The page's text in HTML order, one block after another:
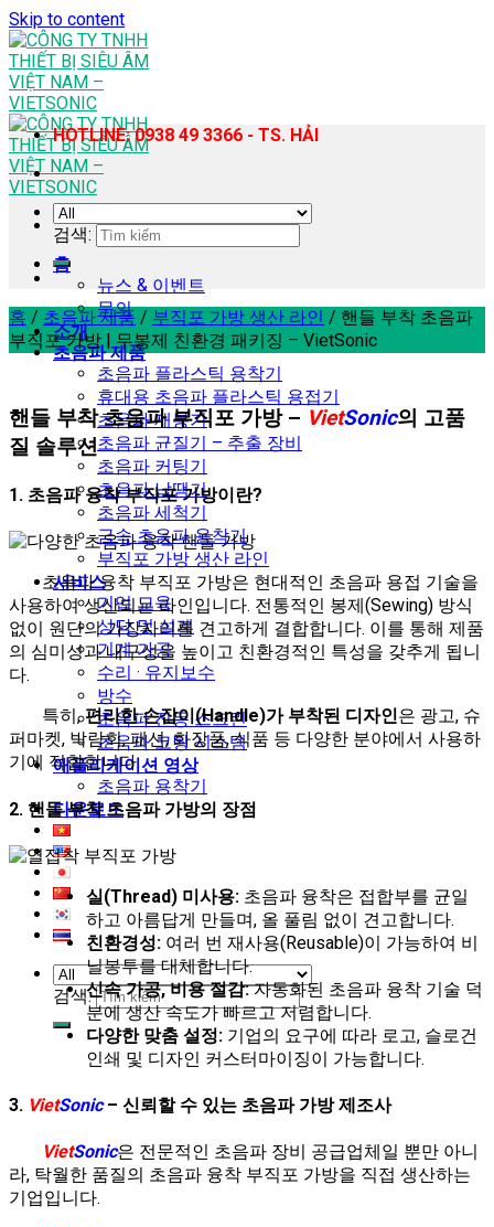
Skip to content
홈
뉴스 & 이벤트
문의
소개
초음파 제품
초음파 플라스틱 용착기
휴대용 초음파 플라스틱 용접기
초음파 재봉기
초음파 균질기 – 추출 장비
초음파 커팅기
초음파 납땜기
초음파 세척기
금속 초음파 용착기
부직포 가방 생산 라인
서비스
기업 교육
상담 및 설계
기계 가공
수리 · 유지보수
방수
초음파 진동 스크린
초음파 코팅 시스템
애플리케이션 영상
초음파 용착기
다운로드
검색:
HOTLINE: 0938 49 3366 - TS. HẢI
검색:
홈 / 초음파 제품 / 부직포 가방 생산 라인 / 핸들 부착 초음파
부직포 가방 | 무봉제 친환경 패키징 – VietSonic
핸들 부착 초음파 부직포 가방 – VietSonic의 고품
질 솔루션
1. 초음파 융착 부직포 가방이란?
초음파 융착 부직포 가방은 현대적인 초음파 용접 기술을
사용하여 생산되는 라인입니다. 전통적인 봉제(Sewing) 방식
없이 원단의 가장자리를 견고하게 결합합니다. 이를 통해 제품
의 심미성과 내구성을 높이고 친환경적인 특성을 갖추게 됩니
다.
특히,편리한 손잡이(Handle)가 부착된 디자인은 광고, 슈
퍼마켓, 박람회, 패션, 화장품, 식품 등 다양한 분야에서 사용하
기에 적합합니다.
2. 핸들 부착 초음파 가방의 장점
실(Thread) 미사용: 초음파 융착은 접합부를 균일
하고 아름답게 만들며, 올 풀림 없이 견고합니다.
친환경성: 여러 번 재사용(Reusable)이 가능하여 비
닐봉투를 대체합니다.
신속 가공, 비용 절감:자동화된 초음파 융착 기술 덕
분에 생산 속도가 빠르고 저렴합니다.
다양한 맞춤 설정: 기업의 요구에 따라 로고, 슬로건
인쇄 및 디자인 커스터마이징이 가능합니다.
3. VietSonic– 신뢰할 수 있는 초음파 가방 제조사
VietSonic은 전문적인 초음파 장비 공급업체일 뿐만 아니
라, 탁월한 품질의 초음파 융착 부직포 가방을 직접 생산하는
기업입니다.